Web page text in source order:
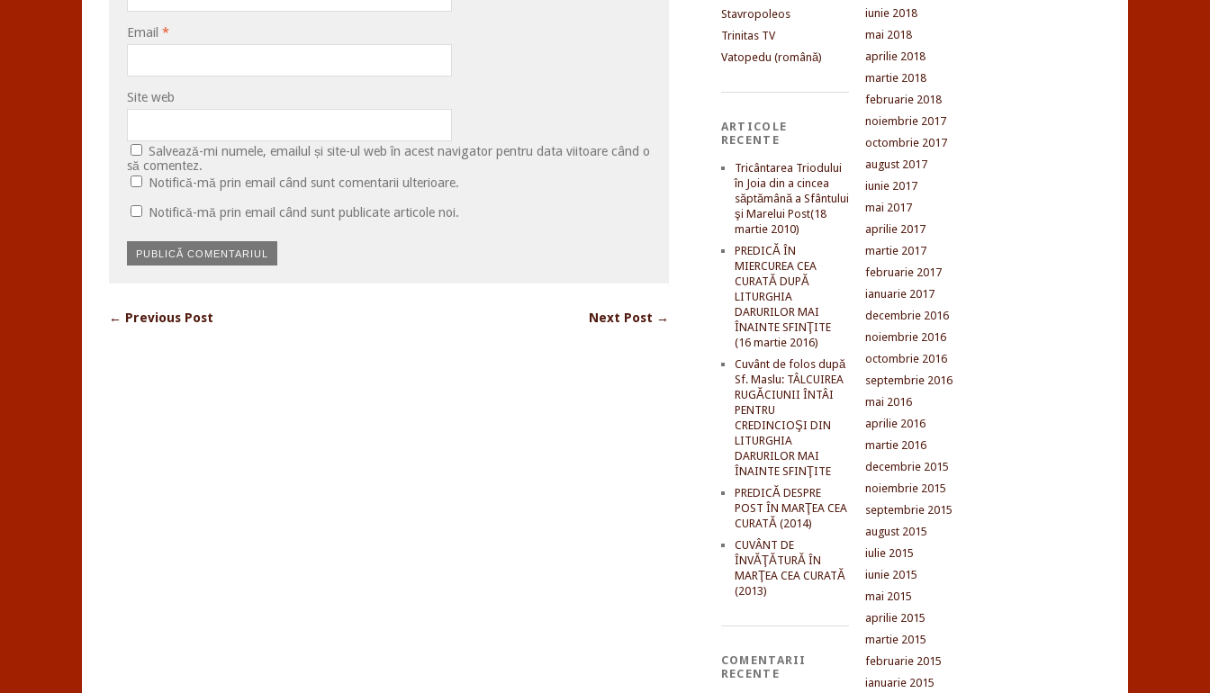
Email *
Site web
Salvează-mi numele, emailul și site-ul web în acest navigator pentru data viitoare când o
să comentez.
Notifică-mă prin email când sunt comentarii ulterioare.
Notifică-mă prin email când sunt publicate articole noi.
← Previous Post Next Post →
Stavropoleos
Trinitas TV
Vatopedu (română)
ARTICOLE
RECENTE
Tricântarea Triodului
în Joia din a cincea
săptămână a Sfântului
şi Marelui Post(18
martie 2010)
PREDICĂ ÎN
MIERCUREA CEA
CURATĂ DUPĂ
LITURGHIA
DARURILOR MAI
ÎNAINTE SFINŢITE
(16 martie 2016)
Cuvânt de folos după
Sf. Maslu: TÂLCUIREA
RUGĂCIUNII ÎNTÂI
PENTRU
CREDINCIOŞI DIN
LITURGHIA
DARURILOR MAI
ÎNAINTE SFINŢITE
PREDICĂ DESPRE
POST ÎN MARŢEA CEA
CURATĂ (2014)
CUVÂNT DE
ÎNVĂŢĂTURĂ ÎN
MARŢEA CEA CURATĂ
(2013)
COMENTARII
RECENTE
iunie 2018
mai 2018
aprilie 2018
martie 2018
februarie 2018
noiembrie 2017
octombrie 2017
august 2017
iunie 2017
mai 2017
aprilie 2017
martie 2017
februarie 2017
ianuarie 2017
decembrie 2016
noiembrie 2016
octombrie 2016
septembrie 2016
mai 2016
aprilie 2016
martie 2016
decembrie 2015
noiembrie 2015
septembrie 2015
august 2015
iulie 2015
iunie 2015
mai 2015
aprilie 2015
martie 2015
februarie 2015
ianuarie 2015